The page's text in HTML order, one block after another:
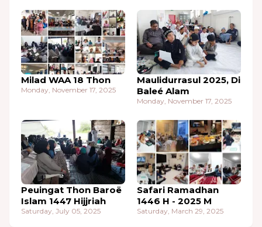
Milad WAA 18 Thon
Monday, November 17, 2025
Maulidurrasul 2025, Di
Baleé Alam
Monday, November 17, 2025
Peuingat Thon Baroë
Islam 1447 Hijjriah
Saturday, July 05, 2025
Safari Ramadhan
1446 H - 2025 M
Saturday, March 29, 2025